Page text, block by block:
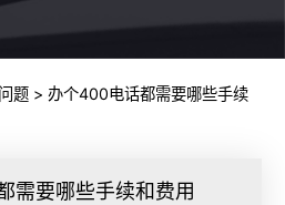
题> 办个400电话都需要哪些手续
需要哪些手续和费用